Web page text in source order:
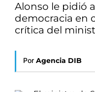
Alonso le pidió
democracia en
crítica del
Por Agencia DIB